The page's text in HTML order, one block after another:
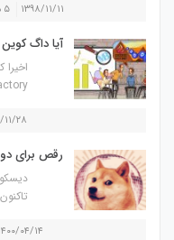
۱۳۹۸/۱۱/۱۱ ۵ دیدگاه
آیا داگ
۱۳۹۸/
رقص برای
۱۴۰۰/۰۴/